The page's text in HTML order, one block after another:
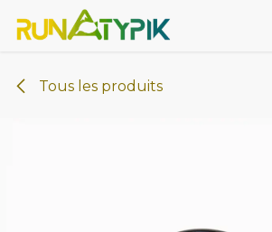
Se rendre au contenu
Tous les produits